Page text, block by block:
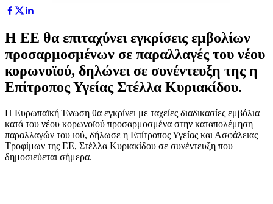
Η ΕΕ θα επιταχύνει εγκρίσεις εμβολίων
προσαρμοσμένων σε παραλλαγές του νέου
κορωνοϊού, δηλώνει σε συνέντευξη της η
Επίτροπος Υγείας Στέλλα Κυριακίδου.
Η Ευρωπαϊκή Ένωση θα εγκρίνει με ταχείες διαδικασίες εμβόλια
κατά του νέου κορωνοϊού προσαρμοσμένα στην καταπολέμηση
παραλλαγών του ιού, δήλωσε η Επίτροπος Υγείας και Ασφάλειας
Τροφίμων της ΕΕ, Στέλλα Κυριακίδου σε συνέντευξη που
δημοσιεύεται σήμερα.